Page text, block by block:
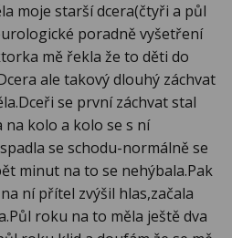
moje starší dcera(čtyři a půl
poradně vyšetření
mě řekla že to děti do
ale takový dlouhý záchvat
se první záchvat stal
na kolo a kolo se s ní
se schodu-normálně se
minut na to se nehýbala.Pak
ní přítel zvýšil hlas,začala
roku na to měla ještě dva